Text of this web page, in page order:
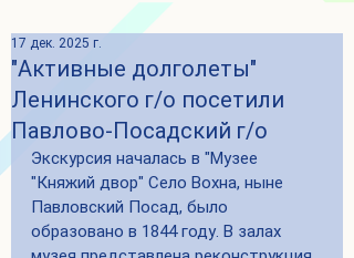
"Активные долголеты"
Ленинского г/о посетили
Павлово-Посадский г/о
17 дек. 2025 г.
Экскурсия началась в "Музее
"Княжий двор" Село Вохна, ныне
Павловский Посад, было
образовано в 1844 году. В залах